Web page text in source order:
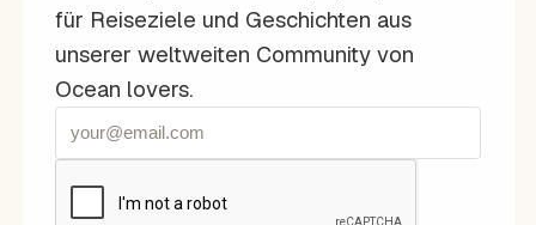
für Reiseziele und Geschichten aus
unserer weltweiten Community von
Ocean lovers.